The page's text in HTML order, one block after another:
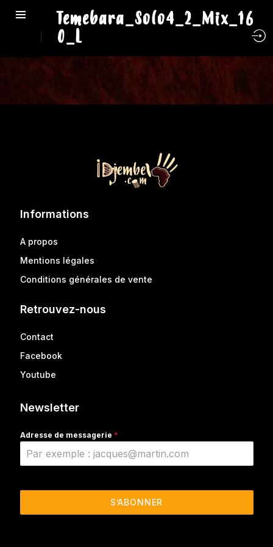
Temebara_Solo4_2_Mix_16
0_L
Informations
A propos
Mentions légales
Conditions générales de vente
Retrouvez-nous
Contact
Facebook
Youtube
Newsletter
Adresse de messagerie *
S’ABONNER